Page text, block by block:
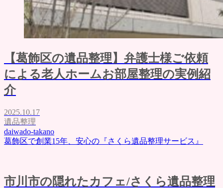
【葛飾区の遺品整理】弁護士様ご依頼
による老人ホームお部屋整理の実例紹
介
2025.10.17
遺品整理
daiwado-takano
葛飾区で創業15年、安心の『さくら遺品整理サービス』
市川市の隠れたカフェ/さくら遺品整理